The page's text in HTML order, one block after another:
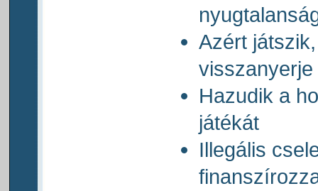
Azért
visszanyerje
Hazudik a
játékát
Illegális